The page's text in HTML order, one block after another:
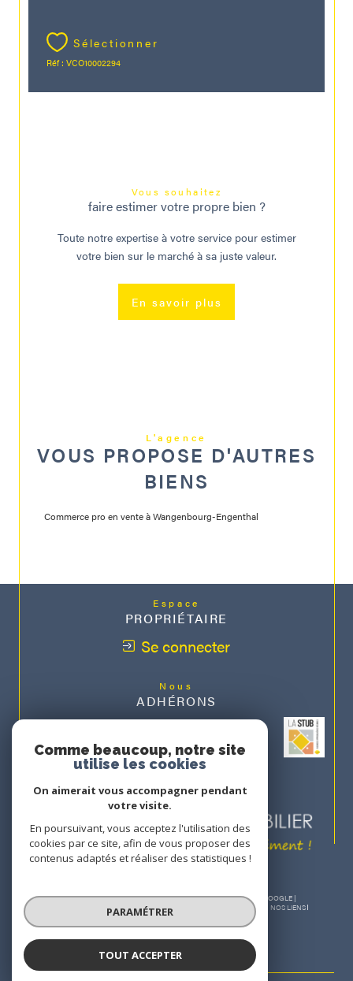
Sélectionner
Réf : VCO10002294
Vous souhaitez
faire estimer votre propre bien ?
Toute notre expertise à votre service pour estimer
votre bien sur le marché à sa juste valeur.
En savoir plus
L'agence
VOUS PROPOSE D'AUTRES
BIENS
Commerce pro en vente à Wangenbourg-Engenthal
Espace
PROPRIÉTAIRE
Se connecter
Nous
ADHÉRONS
© 2026 | TOUS DROITS RÉSERVÉS | TRADUCTION POWERED BY GOOGLE |
NOS HONORAIRES
PLAN DU SITE MENTIONS LÉGALES ADMIN
NOS LIENS
POLITIQUE RGPD
Comme beaucoup, notre site
utilise les cookies
On aimerait vous accompagner pendant
votre visite.
En poursuivant, vous acceptez l'utilisation des
cookies par ce site, afin de vous proposer des
contenus adaptés et réaliser des statistiques !
PARAMÉTRER
TOUT ACCEPTER